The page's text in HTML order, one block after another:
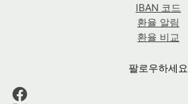
IBAN 코드
환율 알림
환율 비교
팔로우하세요